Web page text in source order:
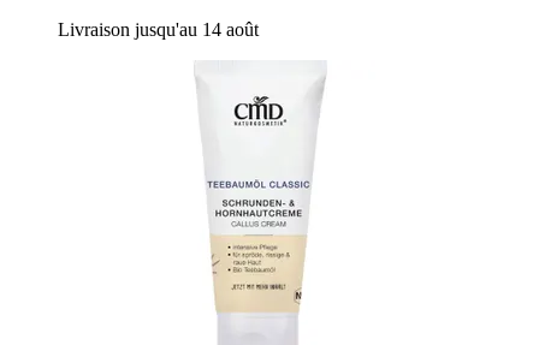
Livraison jusqu'au 14 août